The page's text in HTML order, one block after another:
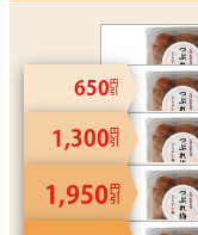
650円引
1,300円引
1,950円引